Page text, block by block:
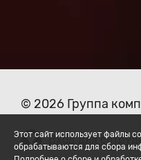
© 2026 Группа
Вход для
Этот сайт использует файлы
обрабатываются для сбора